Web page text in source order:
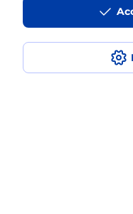
Quel est le prix